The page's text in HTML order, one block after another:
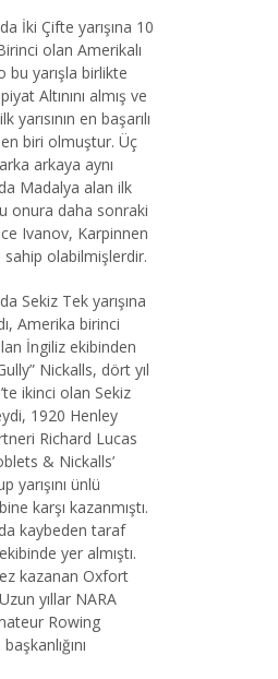
İki Çifte yarışına 10
olan Amerikalı
bu yarışla birlikte
Altınını almış ve
yarısının en başarılı
biri olmuştur. Üç
arkaya aynı
Madalya alan ilk
onura daha sonraki
Ivanov, Karpinnen
sahip olabilmişlerdir.
Sekiz Tek yarışına
Amerika birinci
İngiliz ekibinden
Nickalls, dört yıl
ikinci olan Sekiz
1920 Henley
Richard Lucas
& Nickalls’
yarışını ünlü
karşı kazanmıştı.
kaybeden taraf
yer almıştı.
kazanan Oxfort
yıllar NARA
Rowing